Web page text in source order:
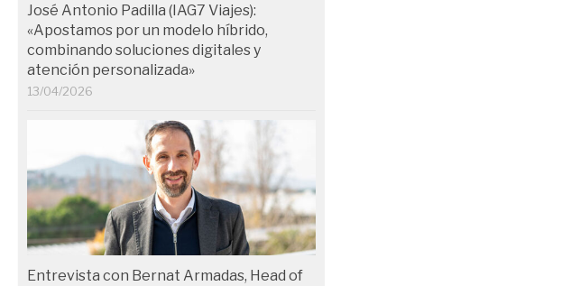
José Antonio Padilla (IAG7 Viajes):
«Apostamos por un modelo híbrido,
combinando soluciones digitales y
atención personalizada»
13/04/2026
Entrevista con Bernat Armadas, Head of